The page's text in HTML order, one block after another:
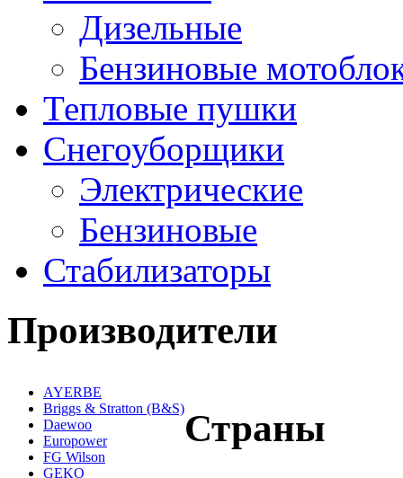
Дизельные
Бензиновые
Тепловые пушки
Снегоуборщики
Электрические
Бензиновые
Стабилизаторы
Производители
AYERBE
Briggs & Stratton (B&S)
Daewoo
Europower
FG Wilson
GEKO
Страны